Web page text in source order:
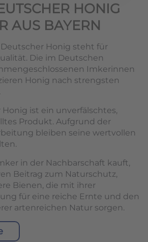
HONIG
AUS BAYERN
Honig steht für
Die im Deutschen
Imkerinnen
Honig nach strengsten
ist ein unverfälschtes,
Produkt. Aufgrund der
bleiben seine wertvollen
in der Nachbarschaft kauft,
Beitrag zum Naturschutz,
Bienen, die mit ihrer
für eine reiche Ernte und den
artenreichen Natur sorgen.